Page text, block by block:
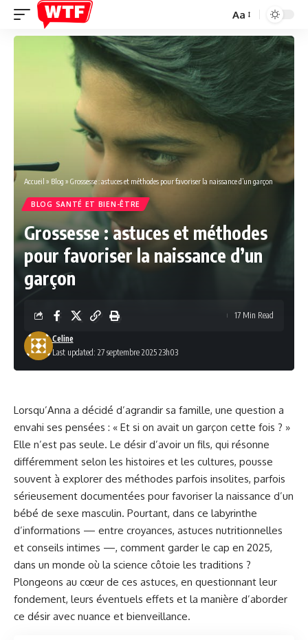
Font
Resizer
Aa
Accueil » Blog » Grossesse : astuces et méthodes pour favoriser la naissance d’un garçon
BLOG SANTÉ ET BIEN-ÊTRE
Grossesse : astuces et méthodes
pour favoriser la naissance d’un
garçon
Last updated: 27 septembre 2025 23h03
Celine
17 Min Read
Lorsqu’Anna a décidé d’agrandir sa famille, une question a
envahi ses pensées : « Et si on avait un garçon cette fois ? »
Elle n’est pas seule. Le désir d’avoir un fils, qui résonne
différemment selon les histoires et les cultures, pousse
souvent à explorer des méthodes parfois insolites, parfois
sérieusement documentées pour favoriser la naissance d’un
bébé de sexe masculin. Pourtant, dans ce labyrinthe
d’informations — entre croyances, astuces nutritionnelles
et conseils intimes —, comment garder le cap en 2025,
dans un monde où la science côtoie les traditions ?
Plongeons au cœur de ces astuces, en questionnant leur
fondement, leurs éventuels effets et la manière d’aborder
ce désir avec nuance et bienveillance.